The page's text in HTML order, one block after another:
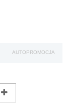
AUTOPROMOCJA